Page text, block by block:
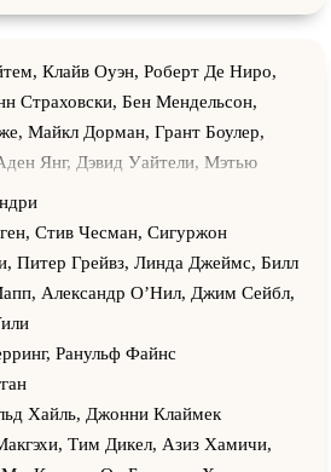
Клайв Оуэн, Роберт Де Ниро,
Страховски, Бен Мендельсон,
Майкл Дорман, Грант Боулер,
Янг, Дэвид Уайтели, Мэтью
Дирани, Ник Тейт, Билли Браун,
Робертс, Родни Афиф, Джэми
Эндрю Стелин, Саймон Армстронг,
Брендан Чарлсон, Сэнди
Эванс, София Никитина, Тим
Карман, Джек Ллевелин, Хув
Фаяд, Шарбел Суккар,
Филлипс, Кейт Нилсон, Рэй Тирнан,
Майкл Дирани, Эмили
Мапп, Блейк О’Лири, Коуди
Стив Чесман, Сигуржон
Питер Грейвз, Линда Джеймс, Билл
Александр О’Нил, Джим Сейбл,
Ранульф Файнс
Хайль, Джонни Клаймек
Тим Дикел, Азиз Хамичи,